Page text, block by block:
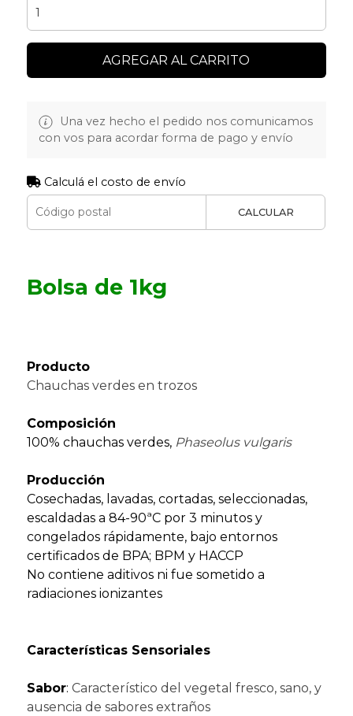
AGREGAR AL CARRITO
Una vez hecho el pedido nos comunicamos
con vos para acordar forma de pago y envío
Calculá el costo de envío
CALCULAR
Bolsa de 1kg
Producto
Chauchas verdes en trozos
Composición
100% chauchas verdes, Phaseolus vulgaris
Producción
Cosechadas, lavadas, cortadas, seleccionadas,
escaldadas a 84-90ªC por 3 minutos y
congelados rápidamente, bajo entornos
certificados de BPA; BPM y HACCP
No contiene aditivos ni fue sometido a
radiaciones ionizantes
Características Sensoriales
Sabor: Característico del vegetal fresco, sano, y
ausencia de sabores extraños